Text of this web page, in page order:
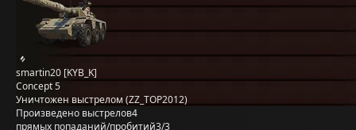
smartin20 [KYB_K]
Concept 5
Уничтожен выстрелом (ZZ_TOP2012)
Произведено выстрелов4
прямых попаданий/пробитий3/3